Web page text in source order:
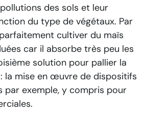
des sols et leur
du type de végétaux. Par
cultiver du maïs
car il absorbe très peu les
solution pour pallier la
la mise en œuvre de dispositifs
par exemple, y compris pour